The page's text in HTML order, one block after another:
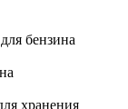
бензина
хранения